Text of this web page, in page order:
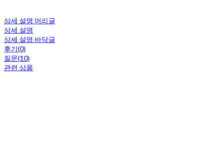
상세 설명 머리글
상세 설명
상세 설명 바닥글
후기(0)
질문(10)
관련 상품